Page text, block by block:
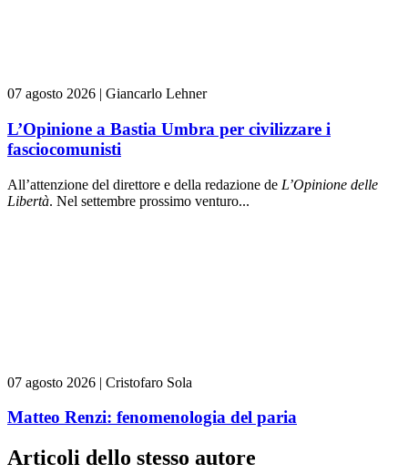
07 agosto 2026 | Giancarlo Lehner
L’Opinione a Bastia Umbra per civilizzare i
fasciocomunisti
All’attenzione del direttore e della redazione de L’Opinione delle
Libertà. Nel settembre prossimo venturo...
07 agosto 2026 | Cristofaro Sola
Matteo Renzi: fenomenologia del paria
Articoli dello stesso autore